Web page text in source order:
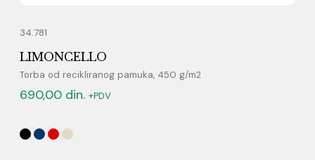
34.781
LIMONCELLO
Torba od recikliranog pamuka, 450 g/m2
690,00 din. +PDV